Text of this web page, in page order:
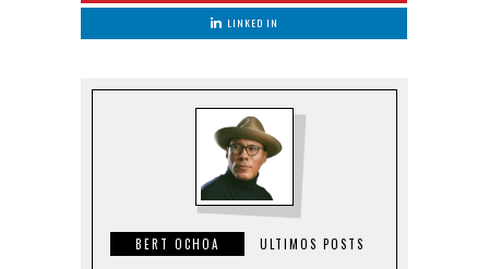
LINKED IN
BERT OCHOA ULTIMOS POSTS